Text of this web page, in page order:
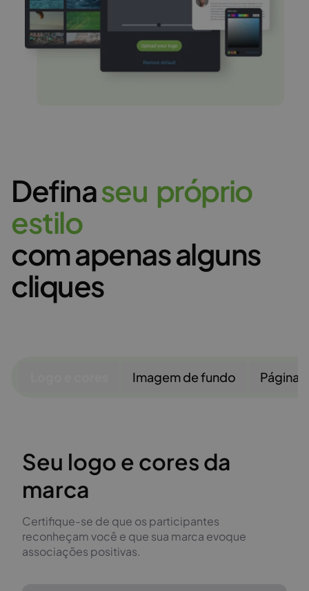
Definaseu próprio
estilo
com apenas alguns
cliques
Imagem de fundo
Seu logo e cores da
marca
Certifique-se de que os participantes
reconheçam você e que sua marca evoque
associações positivas.